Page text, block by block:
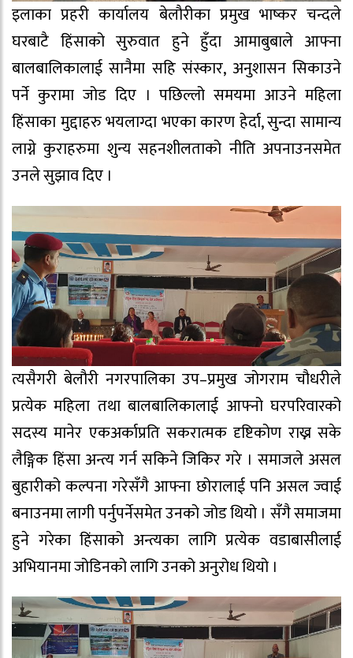
इलाका प्रहरी कार्यालय बेलाैरीका प्रमुख भाष्कर चन्दले
घरबाटै हिंसाको सुरुवात हुने हुँदा आमाबुबाले आफ्ना
बालबालिकालाई सानैमा सहि संस्कार, अनुशासन सिकाउने
पर्ने कुरामा जोड दिए । पछिल्लो समयमा आउने महिला
हिंसाका मुद्दाहरु भयलाग्दा भएका कारण हेर्दा, सुन्दा सामान्य
लाग्ने कुराहरुमा शुन्य सहनशीलताको नीति अपनाउनसमेत
उनले सुझाव दिए ।
त्यसैगरी बेलौरी नगरपालिका उप–प्रमुख जोगराम चौधरीले
प्रत्येक महिला तथा बालबालिकालाई आफ्नो घरपरिवारको
सदस्य मानेर एकअर्काप्रति सकरात्मक दृष्टिकोण राख्न सके
लैङ्गिक हिंसा अन्त्य गर्न सकिने जिकिर गरे । समाजले असल
बुहारीको कल्पना गरेसँगै आफ्ना छोरालाई पनि असल ज्वाई
बनाउनमा लागी पर्नुपर्नेसमेत उनको जोड थियो । सँगै समाजमा
हुने गरेका हिंसाको अन्त्यका लागि प्रत्येक वडाबासीलाई
अभियानमा जोडिनको लागि उनको अनुरोध थियो ।